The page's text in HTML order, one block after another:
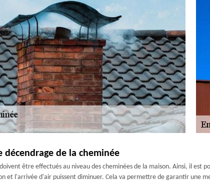
décendrage de la cheminée
être effectués au niveau des cheminées de la maison. Ainsi, il est
et l'arrivée d'air puissent diminuer. Cela va permettre de garantir une